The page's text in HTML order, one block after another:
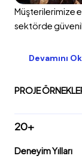
Müşterilerimize
sektörde
Devamını
PROJE
20+
Deneyim Yılları